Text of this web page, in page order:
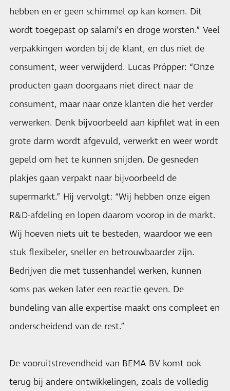
hebben en er geen schimmel op kan komen. Dit
wordt toegepast op salami’s en droge worsten.” Veel
verpakkingen worden bij de klant, en dus niet de
consument, weer verwijderd. Lucas Pröpper: “Onze
producten gaan doorgaans niet direct naar de
consument, maar naar onze klanten die het verder
verwerken. Denk bijvoorbeeld aan kipfilet wat in een
grote darm wordt afgevuld, verwerkt en weer wordt
gepeld om het te kunnen snijden. De gesneden
plakjes gaan verpakt naar bijvoorbeeld de
supermarkt.” Hij vervolgt: “Wij hebben onze eigen
R&D-afdeling en lopen daarom voorop in de markt.
Wij hoeven niets uit te besteden, waardoor we een
stuk flexibeler, sneller en betrouwbaarder zijn.
Bedrijven die met tussenhandel werken, kunnen
soms pas weken later een reactie geven. De
bundeling van alle expertise maakt ons compleet en
onderscheidend van de rest.”
De vooruitstrevendheid van BEMA BV komt ook
terug bij andere ontwikkelingen, zoals de volledig